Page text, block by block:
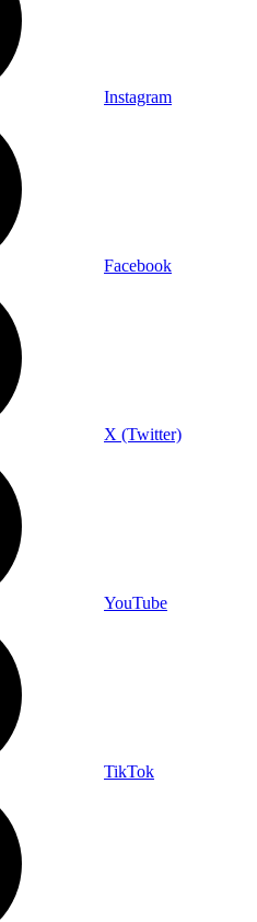
Instagram
Facebook
X (Twitter)
YouTube
TikTok